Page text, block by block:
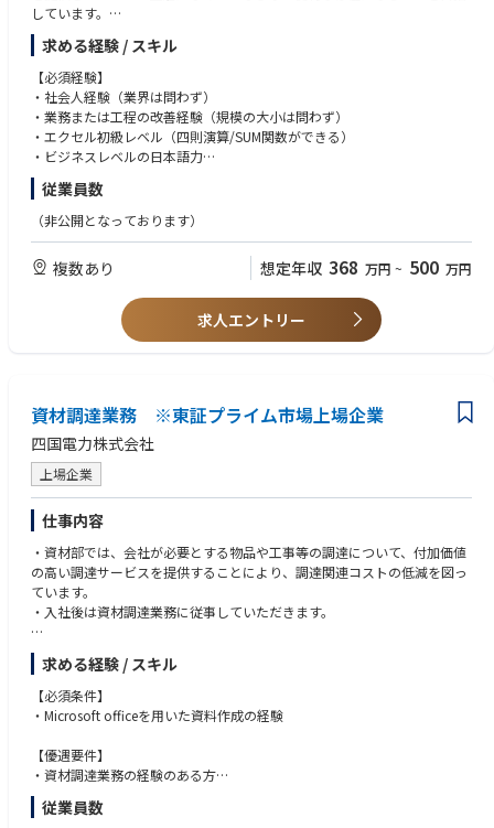
しています。
上記ミッション達成のため、Amazonの日本オフィスでは、取り扱う商品
全てのSCMやカスタマーサティスファクションを担う「オペレーションズ
」とE-Commerceビジネスの事業を推進を行う「コーポレート」という二
つの大きな組織に分かれています。
他企業では、一般的にオペレーションを扱う組織を子会社やグループ会社
とするケースも多くあります。しかし、Amazonはユーザーの利便性を最
大化することに非常に強いこだわりを持っており、『Amazonは世界で一
成するために、「オペレーションズ」と「コーポレート」は対等な組織と
して位置づけられています。
現在では、AmazonJapan社で取り扱われる商品は年間30億個以上となっ
ており、事業規模としても1兆円を優に越える規模に成長していますが、
世界でも類を見ない超巨大な流通ビジネスを支えていただける優秀な方を
【Amazon Logistics (AMZL)について】
ばれる、Amazonの巨大SCMセンター(Fulfillment Center＝FC)から購買
者の自宅に商品を届けるまでのプロセスにおいて、既存の物流企業にそこ
を委託するのではなく、Amazon自体が主体者として配送を行うという取
り組みを行っております。
EC(及び各種通信販売)のビジネスにおいてEC事業者(販売者)が主導的にラ
ストマイルを行うというのは、日本ではAmazonが初めての取り組みとな
っています。コロナ禍も伴う昨今のEC流通量の急激な増加やドライバー不
足の問題などもあって、既存の大手キャリア(輸送会社)に頼らない配送モ
デルの構築は社会の課題解決という観点でも非常に有用なものとなってお
り、北米からスタートして世界各地域で急成長しているビジネスであるた
め、各方面から大いに注目されています。
AMZLとしては、自分たちが主導して構築する『ラストマイル』を通し
て、Amazonを利用するユーザーに対して、更なる高品質なCustomer
Experience（顧客体験）を提供し、ひいてはAmazon全体のサービスバリ
ューを引き上げていくことを最終的なミッションとしています。
現在このAMZLにて、『Delivery Station(DS)』というFCからユーザーの自
宅に昇進を届けるまでの中継役を担う拠点で、各種のオペレーション業
務をご担当いただける方を探しております。
勤務地は日本全国にあるので、ご自身の希望する勤務地を選択いただくこ
とが可能です（詳しくは勤務地情報をご確認ください）。
また、4勤3休の勤務形態となっており、年間休日169日というワークライ
求める経験 / スキル
【必須経験】
・社会人経験（業界は問わず）
・業務または工程の改善経験（規模の大小は問わず）
・エクセル初級レベル（四則演算/SUM関数ができる）
・ビジネスレベルの日本語力
【歓迎要件】
・ピープルマネジメント経験（アルバイトでも可）
・エクセル中級レベル以上（VLOOKUP、ピボット、マクロ等）
・チームワークを重視し、チームプレーのための気配りができる方
・向上心があり、今よりも成長したいという熱意がある方
・臨機応変に行動し、理論的に物事の判断ができる方
・インクルーシブなカルチャーへの貢献や多様性に富んだグループで働く
■弊社からAmazon社に推薦後、同社より候補者様にメールにて、個別に
アプリケーションフォームへのご入力のお願いの旨が届きます。そちらに
ご入力いただいてから書類選考が開始となりますので、速やかにそちらを
ご入力いただくようお願い致します。
従業員数
（非公開となっております）
複数あり 想定年収 368 万円 ~ 500 万円
求人エントリー
資材調達業務 ※東証プライム市場上場企業
四国電力株式会社
上場企業
仕事内容
・資材部では、会社が必要とする物品や工事等の調達について、付加価値
の高い調達サービスを提供することにより、調達関連コストの低減を図っ
ています。
・入社後は資材調達業務に従事していただきます。
【具体的には】
・資材調達戦略の立案・推進
・個別調達計画の策定
・物品・工事・業務委託の調達
・子会社の資材調達業務の代行 など
求める経験 / スキル
【必須条件】
・Microsoft officeを用いた資料作成の経験
【優遇要件】
・資材調達業務の経験のある方
・社内外の折衝、調整の経験がある方
・コミュニケーション力がある方
従業員数